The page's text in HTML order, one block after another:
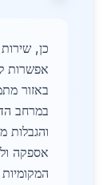
כן,
אפשרות
באזור
במרחב
והגבלות
אספקה